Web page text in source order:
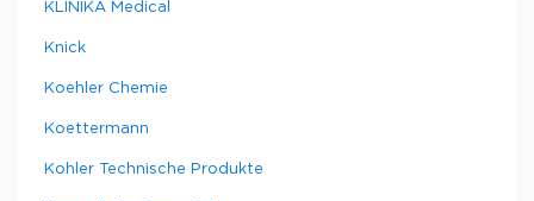
KLINIKA Medical
Knick
Koehler Chemie
Koettermann
Kohler Technische Produkte